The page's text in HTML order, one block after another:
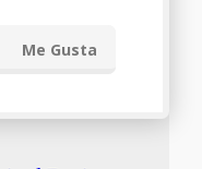
Me Gusta